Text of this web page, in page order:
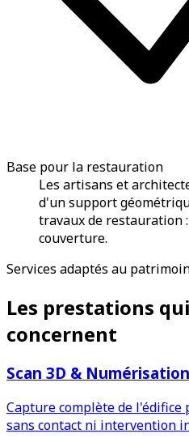
Base pour la restauration
Les artisans et
d'un support
travaux de restauration
couverture.
Services adaptés au
Les prestations
concernent
Scan 3D & Numérisation
Capture complète de l'édifice
sans contact ni intervention